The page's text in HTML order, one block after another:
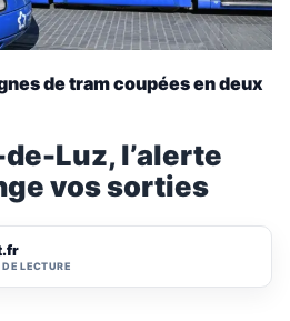
de tram coupées en deux
Luz, l’alerte
vos sorties
LECTURE